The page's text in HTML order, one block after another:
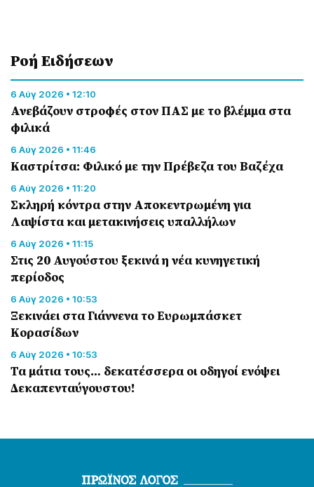
Ροή Eιδήσεων
6 Αύγ 2026 • 12:10
Ανεβάζουν στροφές στον ΠΑΣ με το βλέμμα στα
φιλικά
6 Αύγ 2026 • 11:46
Καστρίτσα: Φιλικό με την Πρέβεζα του Βαζέχα
6 Αύγ 2026 • 11:20
Σκληρή κόντρα στην Αποκεντρωμένη για
Λαψίστα και μετακινήσεις υπαλλήλων
6 Αύγ 2026 • 11:15
Στις 20 Αυγούστου ξεκινά η νέα κυνηγετική
περίοδος
6 Αύγ 2026 • 10:53
Ξεκινάει στα Γιάννενα το Ευρωμπάσκετ
Κορασίδων
6 Αύγ 2026 • 10:53
Τα μάτια τους… δεκατέσσερα οι οδηγοί ενόψει
Δεκαπενταύγουστου!